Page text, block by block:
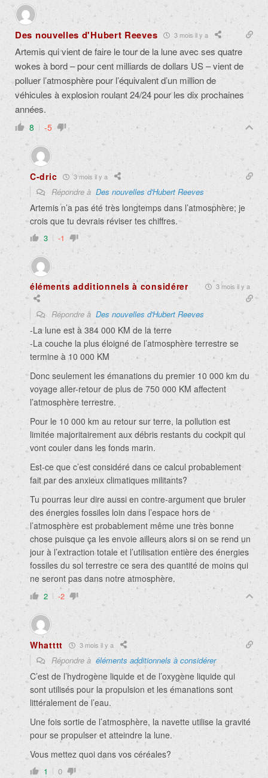
Des nouvelles d'Hubert Reeves 3 mois il y a
Artemis qui vient de faire le tour de la lune avec ses quatre
wokes à bord – pour cent milliards de dollars US – vient de
polluer l’atmosphère pour l’équivalent d’un million de
véhicules à explosion roulant 24/24 pour les dix prochaines
années.
8 -5
C-dric 3 mois il y a
Répondre à Des nouvelles d'Hubert Reeves
Artemis n’a pas été très longtemps dans l’atmosphère; je
crois que tu devrais réviser tes chiffres.
3 -1
éléments additionnels à considérer 3 mois il y a
Répondre à Des nouvelles d'Hubert Reeves
-La lune est à 384 000 KM de la terre
-La couche la plus éloigné de l’atmosphère terrestre se
termine à 10 000 KM
Donc seulement les émanations du premier 10 000 km du
voyage aller-retour de plus de 750 000 KM affectent
l’atmosphère terrestre.
Pour le 10 000 km au retour sur terre, la pollution est
limitée majoritairement aux débris restants du cockpit qui
vont couler dans les fonds marin.
Est-ce que c’est considéré dans ce calcul probablement
fait par des anxieux climatiques militants?
Tu pourras leur dire aussi en contre-argument que bruler
des énergies fossiles loin dans l’espace hors de
l’atmosphère est probablement même une très bonne
chose puisque ça les envoie ailleurs alors si on se rend un
jour à l’extraction totale et l’utilisation entière des énergies
fossiles du sol terrestre ce sera des quantité de moins qui
ne seront pas dans notre atmosphère.
2 -2
Whatttt 3 mois il y a
Répondre à éléments additionnels à considérer
C’est de l’hydrogène liquide et de l’oxygène liquide qui
sont utilisés pour la propulsion et les émanations sont
littéralement de l’eau.
Une fois sortie de l’atmosphère, la navette utilise la gravité
pour se propulser et atteindre la lune.
Vous mettez quoi dans vos céréales?
1 0